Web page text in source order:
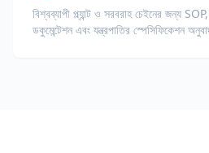
বিশ্বব্যাপী প্ল্যান্ট ও সরবরাহ চেইনের জন্য
ডকুমেন্টেশন এবং যন্ত্রপাতির স্পেসিফিকেশন